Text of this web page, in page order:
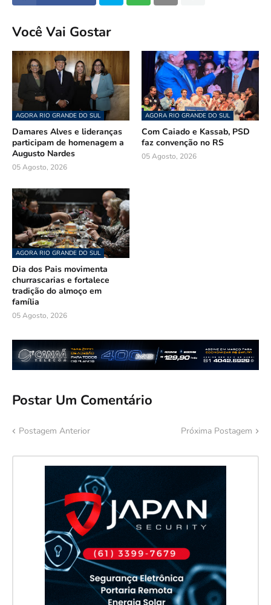
Você Vai Gostar
AGORA RIO GRANDE DO SUL
Damares Alves e lideranças
participam de homenagem a
Augusto Nardes
05 Agosto, 2026
AGORA RIO GRANDE DO SUL
Com Caiado e Kassab, PSD
faz convenção no RS
05 Agosto, 2026
AGORA RIO GRANDE DO SUL
Dia dos Pais movimenta
churrascarias e fortalece
tradição do almoço em
família
05 Agosto, 2026
Postar Um Comentário
Postagem Anterior Próxima Postagem